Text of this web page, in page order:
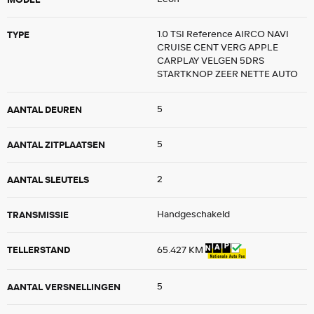
TYPE
1.0 TSI Reference AIRCO NAVI
CRUISE CENT VERG APPLE
CARPLAY VELGEN 5DRS
STARTKNOP ZEER NETTE AUTO
AANTAL DEUREN 5
AANTAL ZITPLAATSEN 5
AANTAL SLEUTELS 2
TRANSMISSIE Handgeschakeld
TELLERSTAND 65.427 KM
AANTAL VERSNELLINGEN 5